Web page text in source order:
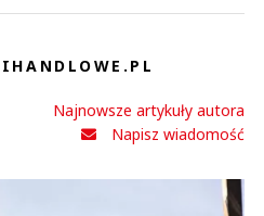
Najnowsze artykuły autora
Napisz wiadomość